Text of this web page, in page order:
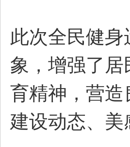
此次全民健
象，增强了
育精神，营
建设动态、